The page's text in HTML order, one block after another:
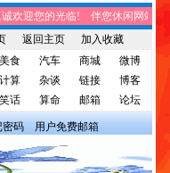
迎您的光临! 伴您休闲网站，将
返回主页
加入收藏
美食 汽车 商城
微博
计算 杂谈 链接
博客
笑话 算命 邮箱 论坛
密码 用户免费邮箱